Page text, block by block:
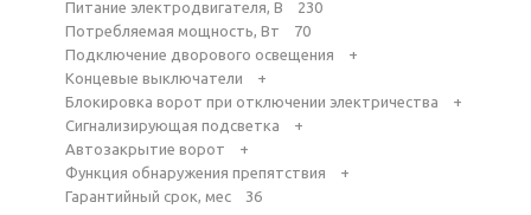
Питание электродвигателя, В 230
Потребляемая мощность, Вт 70
Подключение дворового освещения +
Концевые выключатели +
Блокировка ворот при отключении электричества +
Сигнализирующая подсветка +
Автозакрытие ворот +
Функция обнаружения препятствия +
Гарантийный срок, мес 36